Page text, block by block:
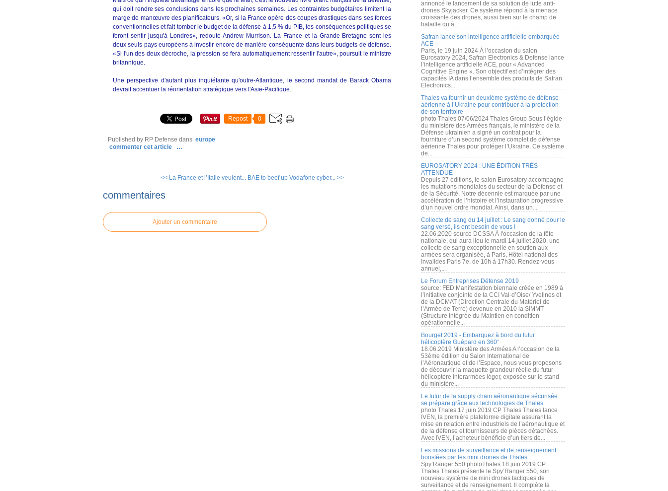
qui doit rendre ses conclusions dans les prochaines semaines. Les contraintes budgétaires limitent la
marge de manœuvre des planificateurs. «Or, si la France opère des coupes drastiques dans ses forces
conventionnelles et fait tomber le budget de la défense à 1,5 % du PIB, les conséquences politiques se
feront sentir jusqu'à Londres», redoute Andrew Murrison. La France et la Grande-Bretagne sont les
deux seuls pays européens à investir encore de manière conséquente dans leurs budgets de défense.
«Si l'un des deux décroche, la pression se fera automatiquement ressentir l'autre», poursuit le ministre
britannique.
Une perspective d'autant plus inquiétante qu'outre-Atlantique, le second mandat de Barack Obama
devrait accentuer la réorientation stratégique vers l'Asie-Pacifique.
Repost 0
Published by RP Defense dans europe
commenter cet article
…
<< La France et l’Italie veulent... BAE to beef up Vodafone cyber... >>
commentaires
Ajouter un commentaire
annoncé le lancement de sa solution de lutte anti-
drones Skyjacker. Ce système répond à la menace
croissante des drones, aussi bien sur le champ de
bataille qu’à...
Safran lance son intelligence artificielle embarquée
ACE
Paris, le 19 juin 2024 À l’occasion du salon
Eurosatory 2024, Safran Electronics & Defense lance
l’intelligence artificielle ACE, pour « Advanced
Cognitive Engine ». Son objectif est d’intégrer des
capacités IA dans l’ensemble des produits de Safran
Electronics...
Thales va fournir un deuxième système de défense
aérienne à l’Ukraine pour contribuer à la protection
de son territoire
photo Thales 07/06/2024 Thales Group Sous l’égide
du ministère des Armées français, le ministère de la
Défense ukrainien a signé un contrat pour la
fourniture d’un second système complet de défense
aérienne Thales pour protéger l’Ukraine. Ce système
de...
EUROSATORY 2024 : UNE ÉDITION TRÈS
ATTENDUE
Depuis 27 éditions, le salon Eurosatory accompagne
les mutations mondiales du secteur de la Défense et
de la Sécurité. Notre décennie est marquée par une
accélération de l’histoire et l’instauration progressive
d’un nouvel ordre mondial. Ainsi, dans un...
Collecte de sang du 14 juillet : Le sang donné pour le
sang versé, ils ont besoin de vous !
22.06.2020 source DCSSA À l'occasion de la fête
nationale, qui aura lieu le mardi 14 juillet 2020, une
collecte de sang exceptionnelle en soutien aux
armées sera organisée, à Paris, Hôtel national des
Invalides Paris 7e, de 10h à 17h30. Rendez-vous
annuel,...
Le Forum Entreprises Défense 2019
source: FED Manifestation biennale créée en 1989 à
l’initiative conjointe de la CCI Val-d’Oise/ Yvelines et
de la DCMAT (Direction Centrale du Matériel de
l’Armée de Terre) devenue en 2010 la SIMMT
(Structure Intégrée du Maintien en condition
opérationnelle...
Bourget 2019 - Embarquez à bord du futur
hélicoptère Guépard en 360°
18.06.2019 Ministère des Armées A l’occasion de la
53ème édition du Salon International de
l’Aéronautique et de l’Espace, nous vous proposons
de découvrir la maquette grandeur réelle du futur
hélicoptère interarmées léger, exposée sur le stand
du ministère...
Le futur de la supply chain aéronautique sécurisée
se prépare grâce aux technologies de Thales
photo Thales 17 juin 2019 CP Thales Thales lance
IVEN, la première plateforme digitale assurant la
mise en relation entre industriels de l’aéronautique et
de la défense et fournisseurs de pièces détachées.
Avec IVEN, l’acheteur bénéficie d’un tiers de...
Les missions de surveillance et de renseignement
boostées par les mini drones de Thales
Spy’Ranger 550 photoThales 18 juin 2019 CP
Thales Thales présente le Spy’Ranger 550, son
nouveau système de mini drones tactiques de
surveillance et de renseignement. Il complète la